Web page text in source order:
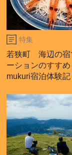
特集
若狭町 海辺の宿
ーションのすす
mukuri宿泊体験記